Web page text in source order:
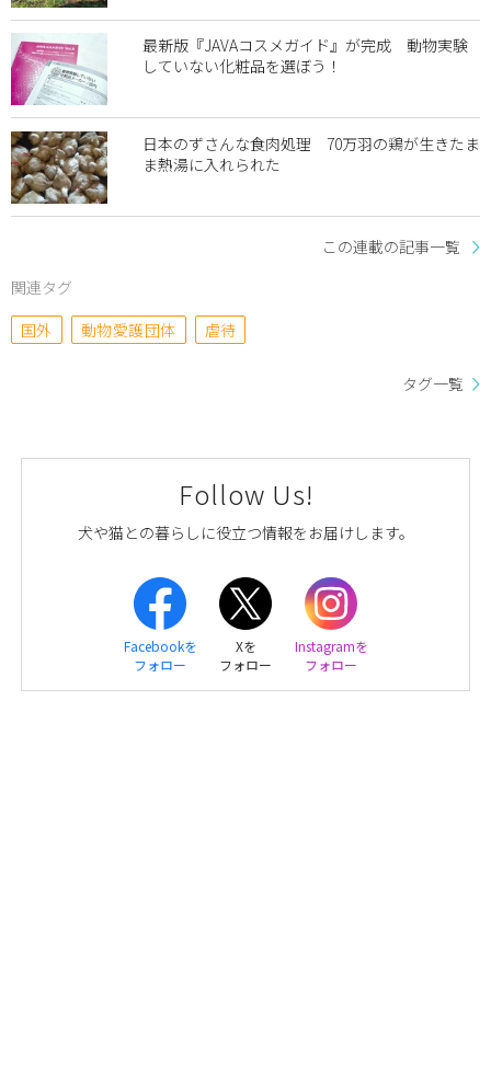
最新版『JAVAコスメガイド』が完成 動物実験
していない化粧品を選ぼう！
日本のずさんな食肉処理 70万羽の鶏が生きたま
ま熱湯に入れられた
この連載の記事一覧
関連タグ
国外
動物愛護団体 虐待
タグ一覧
Follow Us!
犬や猫との暮らしに役立つ情報をお届けします。
Facebookを
フォロー
Xを
フォロー
Instagramを
フォロー